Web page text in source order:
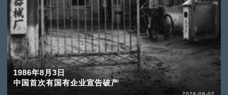
1986年8月3日
中国首次有国有企业宣告破产
2026-08-02